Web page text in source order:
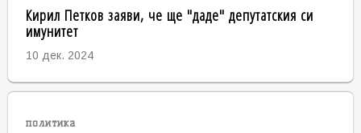
Кирил Петков заяви, че ще "даде" депутатския си
имунитет
10 дек. 2024
политика